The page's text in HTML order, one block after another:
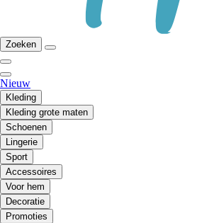
Zoeken
Nieuw
Kleding
Kleding grote maten
Schoenen
Lingerie
Sport
Accessoires
Voor hem
Decoratie
Promoties